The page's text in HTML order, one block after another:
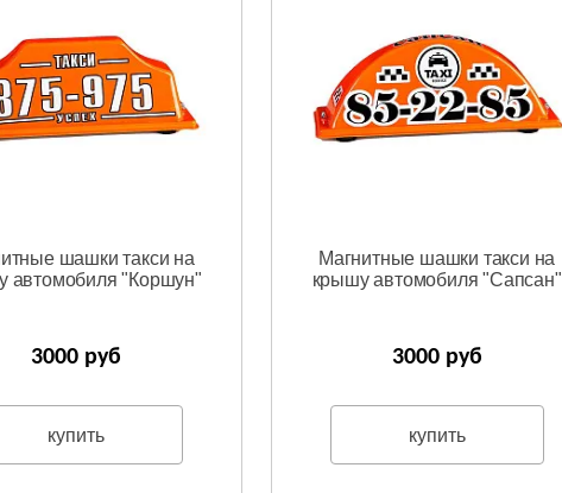
шашки такси на
автомобиля "Коршун"
3000 руб
купить
Магнитные шашки такси на
крышу автомобиля "Сапсан"
3000 руб
купить